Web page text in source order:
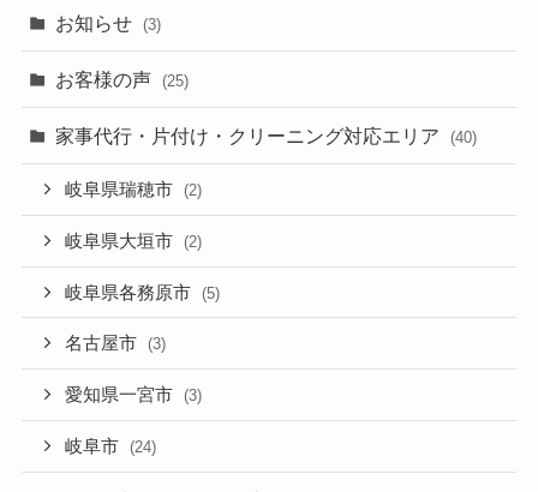
お知らせ (3)
お客様の声 (25)
家事代行・片付け・クリーニング対応エリア (40)
岐阜県瑞穂市 (2)
岐阜県大垣市 (2)
岐阜県各務原市 (5)
名古屋市 (3)
愛知県一宮市 (3)
岐阜市 (24)